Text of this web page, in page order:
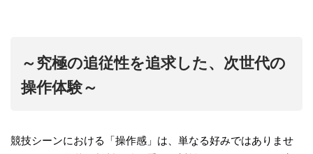
～究極の追従性を追求した、次世代の
操作体験～
競技シーンにおける「操作感」は、単なる好みではありませ